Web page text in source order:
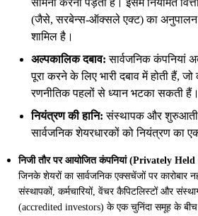
(जैसे, सरबेन्स-ऑक्सले एक्ट) का अनुपालन
शामिल है।
अल्पकालिक दबाव: सार्वजनिक कंपनियां
पूरा करने के लिए भारी दबाव में होती हैं,
रणनीतिक पहलों से ध्यान भटका सकती हैं।
नियंत्रण की हानि: संस्थापक और शुरुआती
सार्वजनिक शेयरधारकों को नियंत्रण का
निजी तौर पर आयोजित कंपनियां (Privately
जिनके शेयरों का सार्वजनिक एक्सचेंजों पर कारोबार
संस्थापकों, कर्मचारियों, वेंचर कैपिटलिस्टों और
(accredited investors) के एक चुनिंदा समूह के बीच